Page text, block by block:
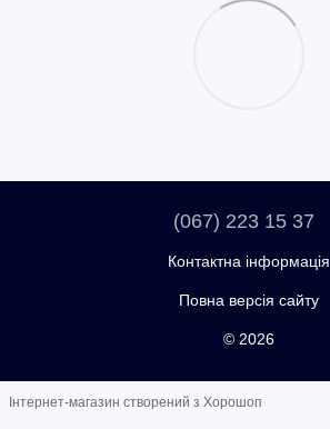
(067) 223 15 37
Контактна інформація
Повна версія сайту
© 2026
Інтернет-магазин створений з Хорошоп